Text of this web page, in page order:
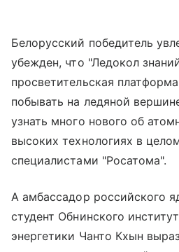
Белорусский победитель
убежден, что "Ледокол
просветительская
побывать на ледяной
узнать много нового об
высоких технологиях в
специалистами "Росатома".
А амбассадор российского
студент Обнинского
энергетики Чанто Кхын